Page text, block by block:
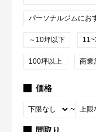
パーソナルジムにお
～10坪以下
100坪以上 商業
価格
~